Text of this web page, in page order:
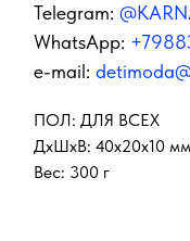
Telegram:
WhatsApp:
e-mail:
ПОЛ: ДЛЯ ВСЕХ
ДxШxВ: 40x20x10 мм
Вес: 300 г